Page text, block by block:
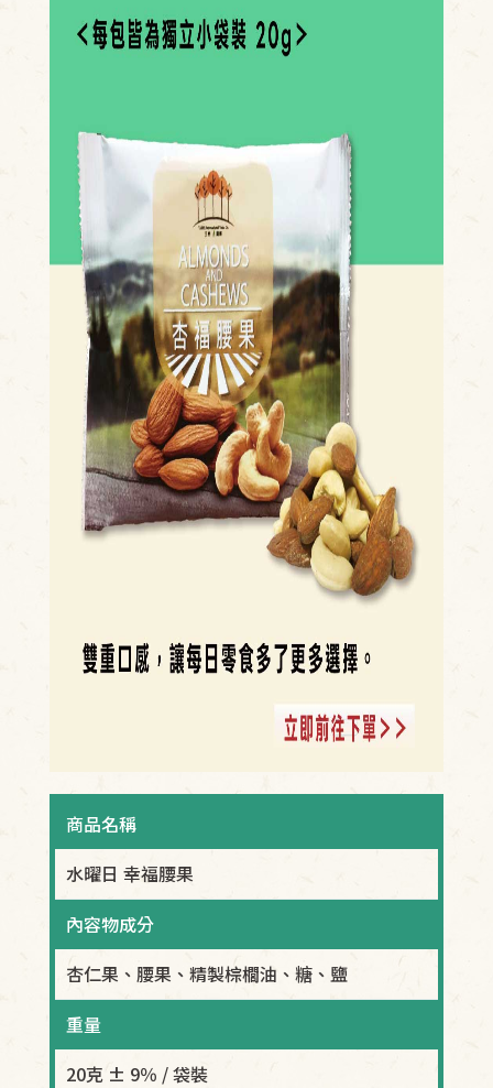
商品名稱
水曜日 幸福腰果
內容物成分
杏仁果、腰果、精製棕櫚油、糖、鹽
重量
20克 ± 9％ / 袋裝